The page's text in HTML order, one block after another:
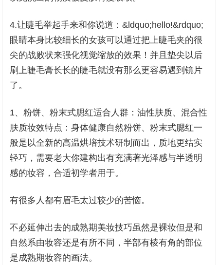
4.让睫毛举起手来和你说道：&ldquo;hello!&rdquo;
眼睛本身比较细长的女孩可以通过把上睫毛夹的很
尖的战败状来强化视觉缩放的效果！并且垫尖以后
刷上睫毛膏长长的睫毛就没有那么更容易遇到镜片
了。
1、粉饼、粉末式腮红适合人群：油性肤质、混合性
肤质妆效特点：身体健康自然粉饼、粉末式腮红一
般是以全新的高温烘培技术研制而出，质地更结实
轻巧，需要老大你建构出有充满著光泽感与半透明
感的妆容，合适初学者用于。
有很多人都有眉毛太过较少的苦恼。
不必延伸出去的成熟期美妆技巧虽然是裸妆但是和
自然系由妆容还是有所不同，半部有棱有角的部位
是成熟期妆容的画法。